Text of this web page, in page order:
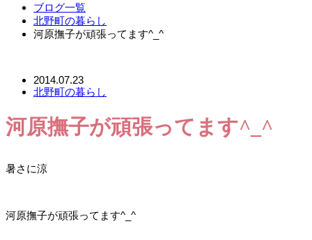
ブログ一覧
北野町の暮らし
河原撫子が頑張ってます^_^
2014.07.23
北野町の暮らし
河原撫子が頑張ってます^_^
暑さに涼
河原撫子が頑張ってます^_^